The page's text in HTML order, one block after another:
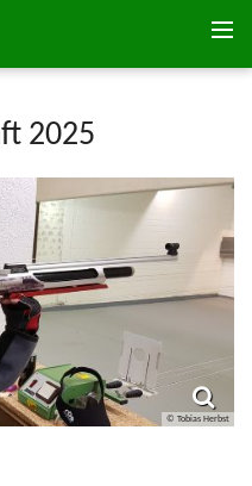
2025
© Tobias Herbst